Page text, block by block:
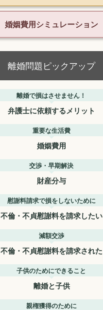
婚姻費用シミュレーション
離婚問題ピックアップ
離婚で損はさせません！
弁護士に依頼するメリット
重要な生活費
婚姻費用
交渉・早期解決
財産分与
慰謝料請求で損をしないために
不倫・不貞慰謝料を請求したい
減額交渉
不倫・不貞慰謝料を請求された
子供のためにできること
離婚と子供
親権獲得のために